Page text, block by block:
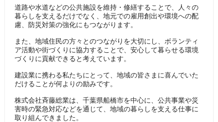
道路や水道などの公共施設を維持・修繕することで、人々の
暮らしを支えるだけでなく、地元での雇用創出や環境への配
慮、防災対策の強化にもつながります。
また、地域住民の方々とのつながりを大切にし、ボランティ
ア活動や街づくりに協力することで、安心して暮らせる環境
づくりに貢献できると考えています。
建設業に携わる私たちにとって、地域の皆さまに喜んでいた
だけることが何よりの励みです。
株式会社斉藤総業は、千葉県船橋市を中心に、公共事業や災
害時の緊急対応などを通じて、地域の暮らしを支える仕事に
取り組んできました。